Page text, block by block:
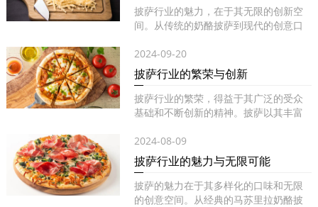
披萨行业的魅力，在于其无限的创新空
间。从传统的奶酪披萨到现代的创意口
2024-09-20
披萨行业的繁荣与创新
披萨行业的繁荣，得益于其广泛的受众
基础和不断创新的精神。披萨以其丰富
2024-08-09
披萨行业的魅力与无限可能
披萨的魅力在于其多样化的口味和无限
的创意空间。从经典的马苏里拉奶酪披